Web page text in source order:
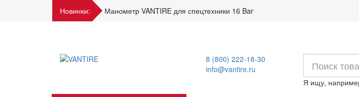
Новинки: Манометр VANTIRE для спецтехники 16 Bar
8 (800) 222-18-30
info@vantire.ru
Я ищу,